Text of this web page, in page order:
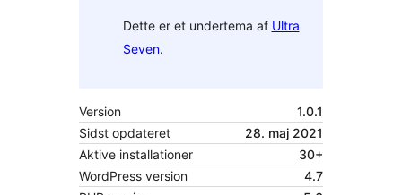
Dette er et undertema af Ultra
Seven.
Version
1.0.1
Sidst opdateret
28. maj 2021
Aktive installationer
30+
WordPress version
4.7